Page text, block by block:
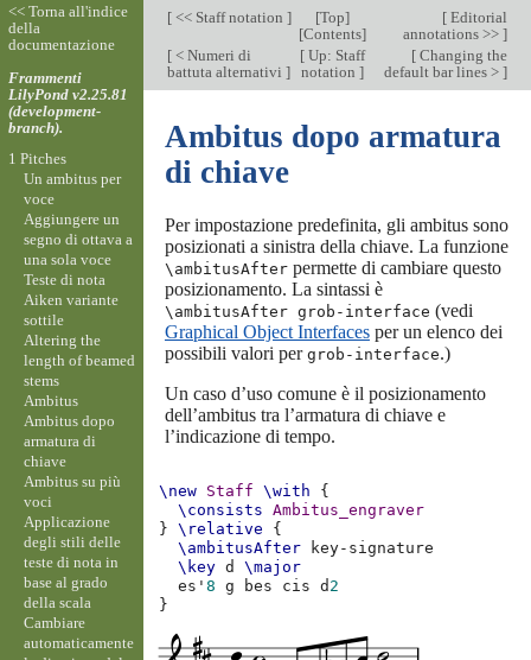
[<< Staff notation ] [Top]
[Contents]
[Editorial
annotations >> ]
[< Numeri di
battuta alternativi ]
[ Up: Staff
notation]
[Changing the
default bar lines > ]
Ambitus dopo armatura
di chiave
Per impostazione predefinita, gli ambitus sono
posizionati a sinistra della chiave. La funzione
\ambitusAfterpermette di cambiare questo
posizionamento. La sintassi è
\ambitusAfter grob-interface (vedi
Graphical Object Interfacesper un elenco dei
possibili valori per grob-interface.)
Un caso d’uso comune è il posizionamento
dell’ambitus tra l’armatura di chiave e
l’indicazione di tempo.
\new Staff \with
{
\consists
Ambitus_engraver
}
\relative
{
\ambitusAfter
\key d
\major
es'8 g bes cis d 2
}
<< Torna all'indice
della
documentazione
Frammenti
LilyPond v2.25.81
(development-
branch).
1 Pitches
Un ambitus per
voce
Aggiungere un
segno di ottava a
una sola voce
Teste di nota
Aiken variante
sottile
Altering the
length of beamed
stems
Ambitus
Ambitus dopo
armatura di
chiave
Ambitus su più
voci
Applicazione
degli stili delle
teste di nota in
base al grado
della scala
Cambiare
automaticamente